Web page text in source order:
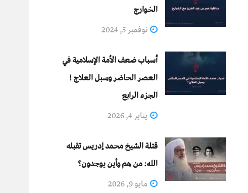
الخوارج
نوفمبر 5, 2024
أسباب ضعف الأمة الإسلامية في
العصر الحاضر وسبل العلاج !
الجزء الرابع
يناير 4, 2026
قتلة الشيخ محمد إدريس تقبله
الله: من هم وأين يوجدون؟
مايو 9, 2026